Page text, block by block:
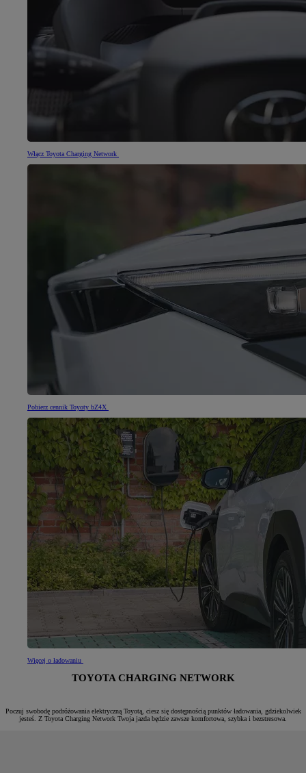
Włącz Toyota Charging Network
Pobierz cennik Toyoty bZ4X
Więcej o ładowaniu
TOYOTA CHARGING NETWORK
Poczuj swobodę podróżowania elektryczną Toyotą, ciesz się dostępnością punktów ładowania, gdziekolwiek
jesteś. Z Toyota Charging Network Twoja jazda będzie zawsze komfortowa, szybka i bezstresowa.